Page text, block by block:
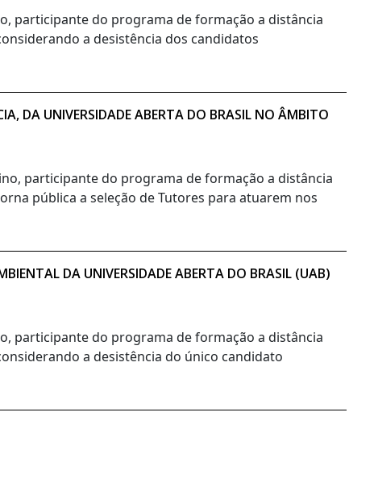
participante do programa de formação a distância
a desistência dos candidatos
DA UNIVERSIDADE ABERTA DO BRASIL NO ÂMBITO
participante do programa de formação a distância
pública a seleção de Tutores para atuarem nos
DA UNIVERSIDADE ABERTA DO BRASIL (UAB)
participante do programa de formação a distância
a desistência do único candidato